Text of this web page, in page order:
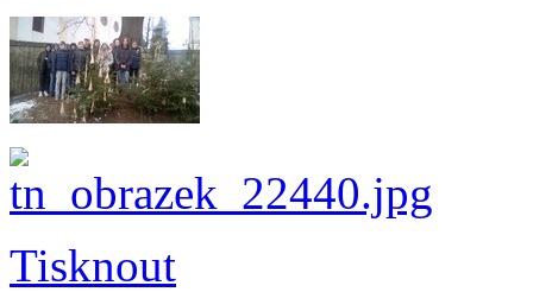
Tisknout